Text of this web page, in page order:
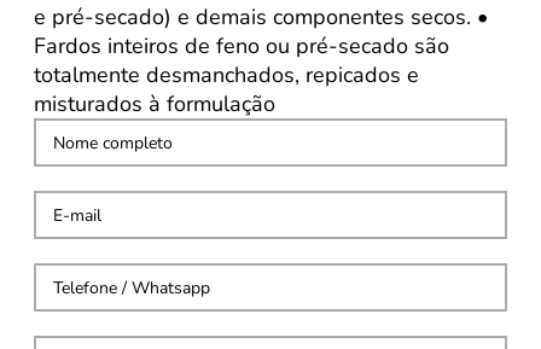
e pré-secado) e demais componentes secos. •
Fardos inteiros de feno ou pré-secado são
totalmente desmanchados, repicados e
misturados à formulação